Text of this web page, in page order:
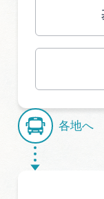
各地へ